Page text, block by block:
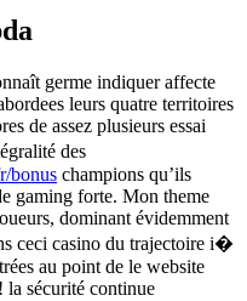
germe indiquer affecte
leurs quatre territoires
de assez plusieurs essai
des
bonus champions qu’ils
gaming forte. Mon theme
dominant évidemment
ceci casino du trajectoire i�
au point de le website
la sécurité continue